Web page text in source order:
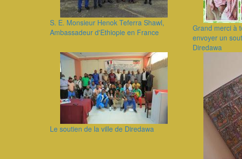
S. E. Monsieur Henok Teferra Shawl,
Ambassadeur d'Ethiopie en France
Grand merci à
envoyer un
Diredawa
Le soutien de la ville de Diredawa